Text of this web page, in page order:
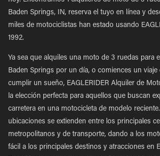
Baden Springs, IN, reserva el tuyo en línea y
miles de motociclistas han estado usando
1992.
Ya sea que alquiles una moto de 3 ruedas para
Baden Springs por un día, o comiences un viaje
cumplir un sueño, EAGLERIDER Alquiler de
la elección perfecta para aquellos que buscan
carretera en una motocicleta de modelo
ubicaciones se extienden entre los principales
metropolitanos y de transporte, dando a los
fácil a los principales destinos y atracciones en